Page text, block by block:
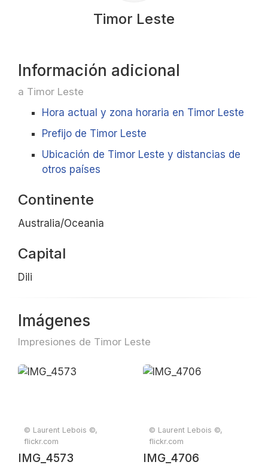
Timor Leste
Información adicional
a Timor Leste
Hora actual y zona horaria en Timor Leste
Prefijo de Timor Leste
Ubicación de Timor Leste y distancias de
otros países
Continente
Australia/Oceania
Capital
Dili
Imágenes
Impresiones de Timor Leste
© Laurent Lebois ©,
flickr.com
IMG_4573
© Laurent Lebois ©,
flickr.com
IMG_4706